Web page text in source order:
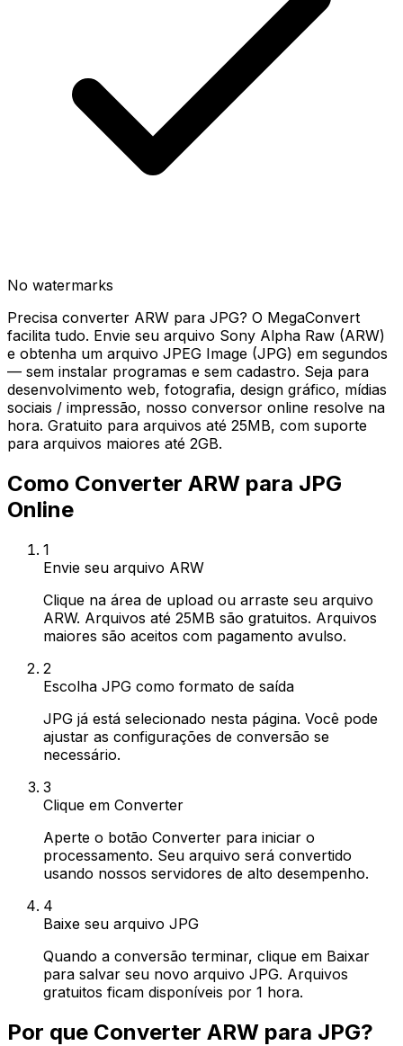
No watermarks
Precisa converter ARW para JPG? O MegaConvert
facilita tudo. Envie seu arquivo Sony Alpha Raw (ARW)
e obtenha um arquivo JPEG Image (JPG) em segundos
— sem instalar programas e sem cadastro. Seja para
desenvolvimento web, fotografia, design gráfico, mídias
sociais / impressão, nosso conversor online resolve na
hora. Gratuito para arquivos até 25MB, com suporte
para arquivos maiores até 2GB.
Como Converter ARW para JPG
Online
1
Envie seu arquivo ARW
Clique na área de upload ou arraste seu arquivo
ARW. Arquivos até 25MB são gratuitos. Arquivos
maiores são aceitos com pagamento avulso.
2
Escolha JPG como formato de saída
JPG já está selecionado nesta página. Você pode
ajustar as configurações de conversão se
necessário.
3
Clique em Converter
Aperte o botão Converter para iniciar o
processamento. Seu arquivo será convertido
usando nossos servidores de alto desempenho.
4
Baixe seu arquivo JPG
Quando a conversão terminar, clique em Baixar
para salvar seu novo arquivo JPG. Arquivos
gratuitos ficam disponíveis por 1 hora.
Por que Converter ARW para JPG?